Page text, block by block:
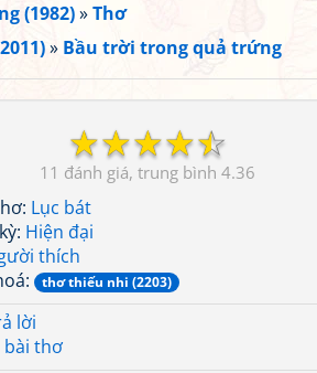
(1982)»Thơ
» Bầu trời trong quả trứng
☆
☆
☆
☆
☆
11 4.36
Lục bát
Hiện đại
thích
thơ thiếu nhi (2203)
lời
bài thơ